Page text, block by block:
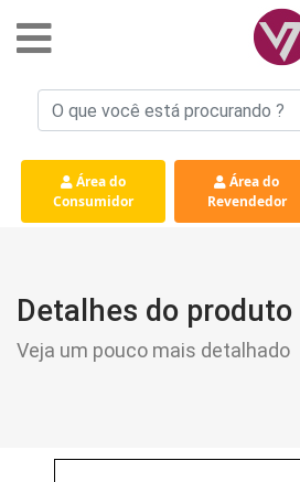
Área do
Consumidor
Área do
Revendedor
Detalhes do produto
Veja um pouco mais detalhado